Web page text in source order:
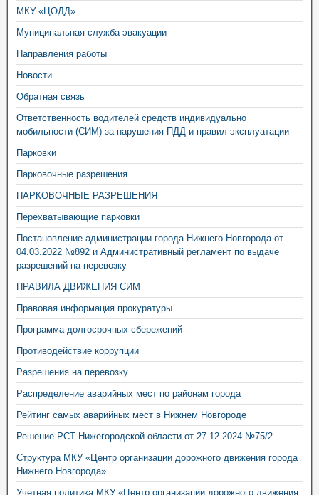
МКУ «ЦОДД»
Муниципальная служба эвакуации
Направления работы
Новости
Обратная связь
Ответственность водителей средств индивидуально
мобильности (СИМ) за нарушения ПДД и правил эксплуатации
Парковки
Парковочные разрешения
ПАРКОВОЧНЫЕ РАЗРЕШЕНИЯ
Перехватывающие парковки
Постановление администрации города Нижнего Новгорода от
04.03.2022 №892 и Административный регламент по выдаче
разрешений на перевозку
ПРАВИЛА ДВИЖЕНИЯ СИМ
Правовая информация прокуратуры
Программа долгосрочных сбережений
Противодействие коррупции
Разрешения на перевозку
Распределение аварийных мест по районам города
Рейтинг самых аварийных мест в Нижнем Новгороде
Решение РСТ Нижегородской области от 27.12.2024 №75/2
Структура МКУ «Центр организации дорожного движения города
Нижнего Новгорода»
Учетная политика МКУ «Центр организации дорожного движения